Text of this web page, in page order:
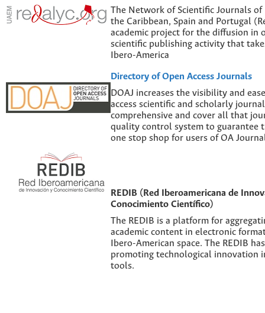
The Network of Scientific Journals of
the Caribbean, Spain and Portugal
academic project for the diffusion in
scientific publishing activity that
Ibero-America
Directory of Open Access Journals
DOAJ increases the visibility and
access scientific and scholarly
comprehensive and cover all that
quality control system to guarantee
one stop shop for users of OA
REDIB (Red Iberoamericana de
Conocimiento Científico)
The REDIB is a platform for
academic content in electronic
Ibero-American space. The REDIB
promoting technological innovation
tools.